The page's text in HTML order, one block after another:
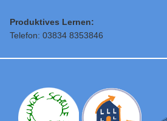
Produktives Lernen:
Telefon: 03834 8353846